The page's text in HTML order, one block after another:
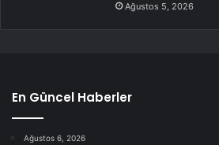
Ağustos 5, 2026
En Güncel Haberler
Ağustos 6, 2026